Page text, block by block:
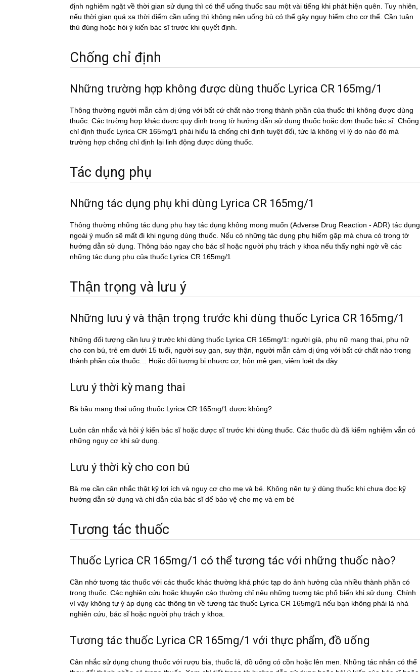
định nghiêm ngặt về thời gian sử dụng thì có thể uống thuốc sau một vài tiếng khi phát hiện quên. Tuy nhiên,
nếu thời gian quá xa thời điểm cần uống thì không nên uống bù có thể gây nguy hiểm cho cơ thể. Cần tuân
thủ đúng hoặc hỏi ý kiến bác sĩ trước khi quyết định.
Chống chỉ định
Những trường hợp không được dùng thuốc Lyrica CR 165mg/1
Thông thường người mẫn cảm dị ứng với bất cứ chất nào trong thành phần của thuốc thì không được dùng
thuốc. Các trường hợp khác được quy định trong tờ hướng dẫn sử dụng thuốc hoặc đơn thuốc bác sĩ. Chống
chỉ định thuốc Lyrica CR 165mg/1 phải hiểu là chống chỉ định tuyệt đối, tức là không vì lý do nào đó mà
trường hợp chống chỉ định lại linh động được dùng thuốc.
Tác dụng phụ
Những tác dụng phụ khi dùng Lyrica CR 165mg/1
Thông thường những tác dụng phụ hay tác dụng không mong muốn (Adverse Drug Reaction - ADR) tác dụng
ngoài ý muốn sẽ mất đi khi ngưng dùng thuốc. Nếu có những tác dụng phụ hiếm gặp mà chưa có trong tờ
hướng dẫn sử dụng. Thông báo ngay cho bác sĩ hoặc người phụ trách y khoa nếu thấy nghi ngờ về các
những tác dụng phụ của thuốc Lyrica CR 165mg/1
Thận trọng và lưu ý
Những lưu ý và thận trọng trước khi dùng thuốc Lyrica CR 165mg/1
Những đối tượng cần lưu ý trước khi dùng thuốc Lyrica CR 165mg/1: người già, phụ nữ mang thai, phụ nữ
cho con bú, trẻ em dưới 15 tuổi, người suy gan, suy thận, người mẫn cảm dị ứng với bất cứ chất nào trong
thành phần của thuốc… Hoặc đối tượng bị nhược cơ, hôn mê gan, viêm loét dạ dày
Lưu ý thời kỳ mang thai
Bà bầu mang thai uống thuốc Lyrica CR 165mg/1 được không?
Luôn cân nhắc và hỏi ý kiến bác sĩ hoặc dược sĩ trước khi dùng thuốc. Các thuốc dù đã kiểm nghiệm vẫn có
những nguy cơ khi sử dụng.
Lưu ý thời kỳ cho con bú
Bà mẹ cần cân nhắc thật kỹ lợi ích và nguy cơ cho mẹ và bé. Không nên tự ý dùng thuốc khi chưa đọc kỹ
hướng dẫn sử dụng và chỉ dẫn của bác sĩ dể bảo vệ cho mẹ và em bé
Tương tác thuốc
Thuốc Lyrica CR 165mg/1 có thể tương tác với những thuốc nào?
Cần nhớ tương tác thuốc với các thuốc khác thường khá phức tạp do ảnh hưởng của nhiều thành phần có
trong thuốc. Các nghiên cứu hoặc khuyến cáo thường chỉ nêu những tương tác phổ biến khi sử dụng. Chính
vì vậy không tự ý áp dụng các thông tin về tương tác thuốc Lyrica CR 165mg/1 nếu bạn không phải là nhà
nghiên cứu, bác sĩ hoặc người phụ trách y khoa.
Tương tác thuốc Lyrica CR 165mg/1 với thực phẩm, đồ uống
Cân nhắc sử dụng chung thuốc với rượu bia, thuốc lá, đồ uống có cồn hoặc lên men. Những tác nhân có thể